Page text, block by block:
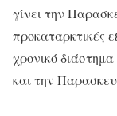
γίνει την
προκαταρκτικές
χρονικό
και την